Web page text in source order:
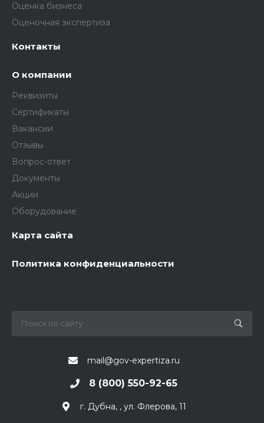
Оценка бизнеса
Оценочная экспертиза
Контакты
О компании
Реквизиты
Сертификаты
Вакансии
Отзывы
Вопрос-ответ
Документы
Акции
Оборудование
Карта сайта
Политика конфиденциальности
mail@gov-expertiza.ru
8 (800) 550-92-65
г. Дубна, , ул. Флерова, 11